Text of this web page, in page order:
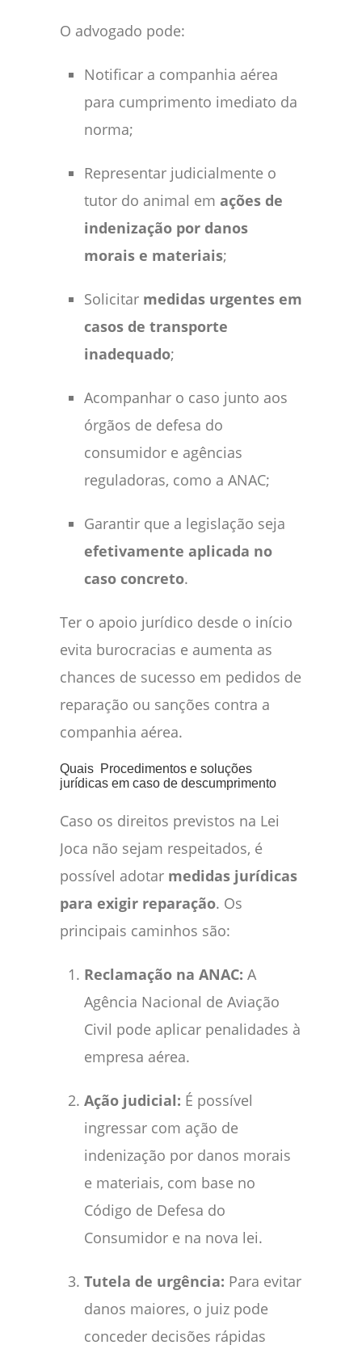
O advogado pode:
Notificar a companhia aérea
para cumprimento imediato da
norma;
Representar judicialmente o
tutor do animal em ações de
indenização por danos
morais e materiais;
Solicitar medidas urgentes em
casos de transporte
inadequado;
Acompanhar o caso junto aos
órgãos de defesa do
consumidor e agências
reguladoras, como a ANAC;
Garantir que a legislação seja
efetivamente aplicada no
caso concreto.
Ter o apoio jurídico desde o início
evita burocracias e aumenta as
chances de sucesso em pedidos de
reparação ou sanções contra a
companhia aérea.
Quais Procedimentos e soluções
jurídicas em caso de descumprimento
Caso os direitos previstos na Lei
Joca não sejam respeitados, é
possível adotar medidas jurídicas
para exigir reparação. Os
principais caminhos são:
Reclamação na ANAC: A
Agência Nacional de Aviação
Civil pode aplicar penalidades à
empresa aérea.
Ação judicial: É possível
ingressar com ação de
indenização por danos morais
e materiais, com base no
Código de Defesa do
Consumidor e na nova lei.
Tutela de urgência: Para evitar
danos maiores, o juiz pode
conceder decisões rápidas